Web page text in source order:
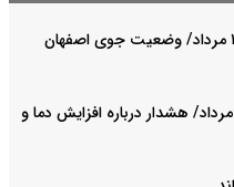
پیش بینی هوای اصفهان فردا یکشنبه ۱۸ مرداد/ وضعیت جوی اصفهان
پیش بینی هوای بوشهر فردا یکشنبه ۱۸ مرداد/ هشدار درباره افزایش دما و